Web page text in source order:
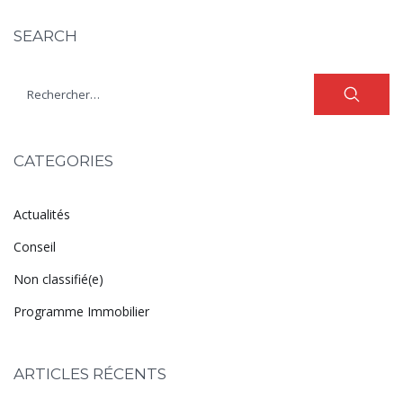
SEARCH
CATEGORIES
Actualités
Conseil
Non classifié(e)
Programme Immobilier
ARTICLES RÉCENTS